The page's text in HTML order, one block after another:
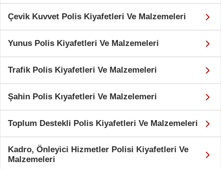
Çevik Kuvvet Polis Kiyafetleri Ve Malzemeleri
Yunus Polis Kiyafetleri Ve Malzemeleri
Trafik Polis Kiyafetleri Ve Malzemeleri
Şahin Polis Kıyafetleri Ve Malzelemeri
Toplum Destekli Polis Kiyafetleri Ve Malzemeleri
Kadro, Önleyici Hizmetler Polisi Kiyafetleri Ve
Malzemeleri